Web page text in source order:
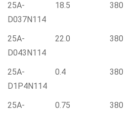
25A-
D037N114
18.5 380
25A-
D043N114
22.0 380
25A-
D1P4N114
0.4 380
25A-
0.75 380